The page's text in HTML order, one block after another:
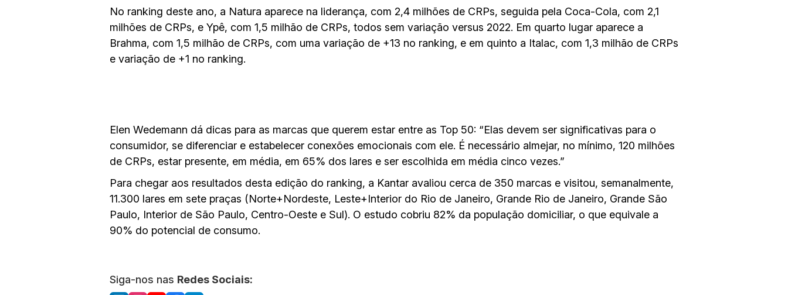
No ranking deste ano, a Natura aparece na liderança, com 2,4 milhões de CRPs, seguida pela Coca-Cola, com 2,1
milhões de CRPs, e Ypê, com 1,5 milhão de CRPs, todos sem variação versus 2022. Em quarto lugar aparece a
Brahma, com 1,5 milhão de CRPs, com uma variação de +13 no ranking, e em quinto a Italac, com 1,3 milhão de CRPs
e variação de +1 no ranking.
Elen Wedemann dá dicas para as marcas que querem estar entre as Top 50: “Elas devem ser significativas para o
consumidor, se diferenciar e estabelecer conexões emocionais com ele. É necessário almejar, no mínimo, 120 milhões
de CRPs, estar presente, em média, em 65% dos lares e ser escolhida em média cinco vezes.”
Para chegar aos resultados desta edição do ranking, a Kantar avaliou cerca de 350 marcas e visitou, semanalmente,
11.300 lares em sete praças (Norte+Nordeste, Leste+Interior do Rio de Janeiro, Grande Rio de Janeiro, Grande São
Paulo, Interior de São Paulo, Centro-Oeste e Sul). O estudo cobriu 82% da população domiciliar, o que equivale a
90% do potencial de consumo.
Siga-nos nas Redes Sociais: